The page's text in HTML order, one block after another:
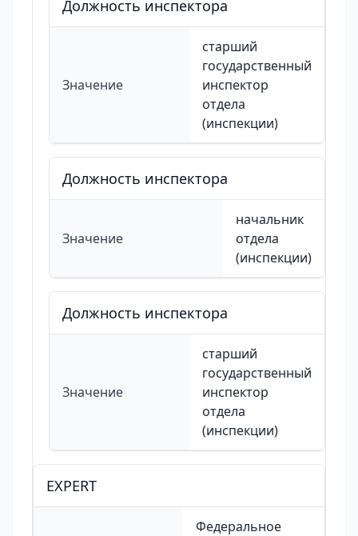
Должность инспектора
Значение
старший
государственный
инспектор
отдела
(инспекции)
Должность инспектора
Значение
начальник
отдела
(инспекции)
Должность инспектора
Значение
старший
государственный
инспектор
отдела
(инспекции)
EXPERT
Федеральное